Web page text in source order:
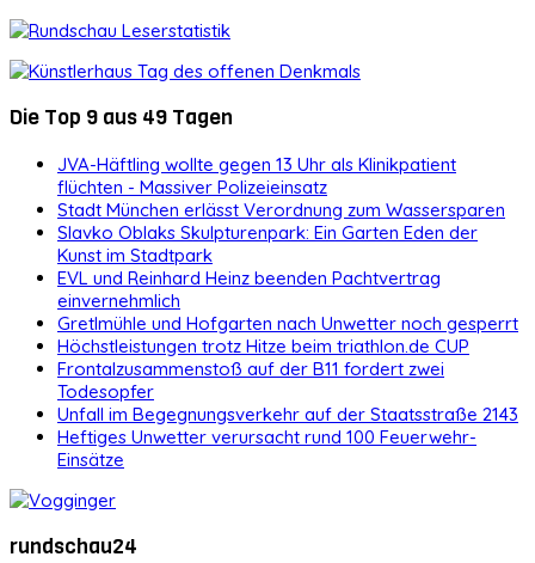
Die Top 9 aus 49 Tagen
JVA-Häftling wollte gegen 13 Uhr als Klinikpatient
flüchten - Massiver Polizeieinsatz
Stadt München erlässt Verordnung zum Wassersparen
Slavko Oblaks Skulpturenpark: Ein Garten Eden der
Kunst im Stadtpark
EVL und Reinhard Heinz beenden Pachtvertrag
einvernehmlich
Gretlmühle und Hofgarten nach Unwetter noch gesperrt
Höchstleistungen trotz Hitze beim triathlon.de CUP
Frontalzusammenstoß auf der B11 fordert zwei
Todesopfer
Unfall im Begegnungsverkehr auf der Staatsstraße 2143
Heftiges Unwetter verursacht rund 100 Feuerwehr-
Einsätze
rundschau24